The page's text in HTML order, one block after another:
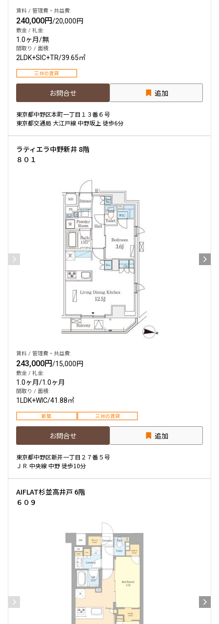
賃料 / 管理費・共益費:
240,000円/20,000円
敷金 / 礼金:
1.0ヶ月/無
間取り / 面積:
2LDK+SIC+TR/39.65㎡
三井の賃貸
お問合せ 追加
東京都中野区本町一丁目１３番６号
東京都交通局 大江戸線 中野坂上 徒歩6分
ラティエラ中野新井 8階
８０１
賃料 / 管理費・共益費:
243,000円/15,000円
敷金 / 礼金:
1.0ヶ月/1.0ヶ月
間取り / 面積:
1LDK+WIC/41.88㎡
新築 三井の賃貸
お問合せ 追加
東京都中野区新井一丁目２７番５号
ＪＲ 中央線 中野 徒歩10分
AIFLAT杉並高井戸 6階
６０９